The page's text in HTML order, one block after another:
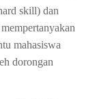
skill) dan
mahasiswa
dorongan